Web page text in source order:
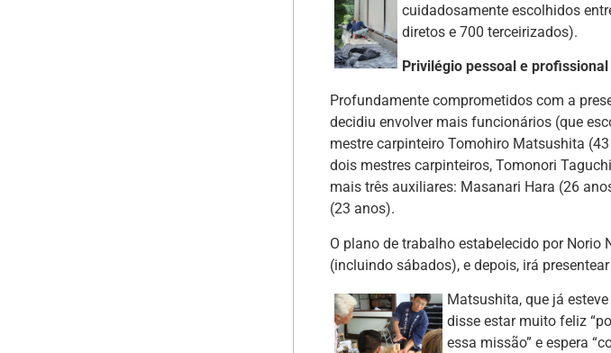
cuidadosamente escolhidos
diretos e 700 terceirizados).
Privilégio pessoal e profissional
Profundamente comprometidos com a
decidiu envolver mais funcionários (que
mestre carpinteiro Tomohiro Matsushita
dois mestres carpinteiros, Tomonori
mais três auxiliares: Masanari Hara (26
(23 anos).
O plano de trabalho estabelecido por
(incluindo sábados), e depois, irá
Matsushita, que já
disse estar muito feliz
essa missão” e espera